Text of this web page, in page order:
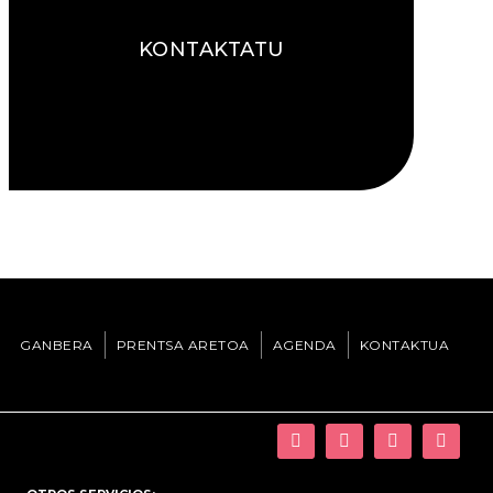
KONTAKTATU
GANBERA PRENTSA ARETOA AGENDA KONTAKTUA